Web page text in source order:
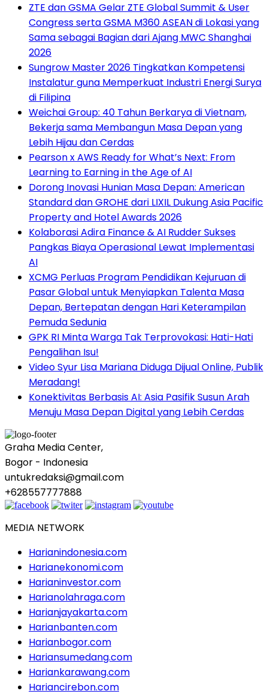
ZTE dan GSMA Gelar ZTE Global Summit & User
Congress serta GSMA M360 ASEAN di Lokasi yang
Sama sebagai Bagian dari Ajang MWC Shanghai
2026
Sungrow Master 2026 Tingkatkan Kompetensi
Instalatur guna Memperkuat Industri Energi Surya
di Filipina
Weichai Group: 40 Tahun Berkarya di Vietnam,
Bekerja sama Membangun Masa Depan yang
Lebih Hijau dan Cerdas
Pearson x AWS Ready for What’s Next: From
Learning to Earning in the Age of AI
Dorong Inovasi Hunian Masa Depan: American
Standard dan GROHE dari LIXIL Dukung Asia Pacific
Property and Hotel Awards 2026
Kolaborasi Adira Finance & AI Rudder Sukses
Pangkas Biaya Operasional Lewat Implementasi
AI
XCMG Perluas Program Pendidikan Kejuruan di
Pasar Global untuk Menyiapkan Talenta Masa
Depan, Bertepatan dengan Hari Keterampilan
Pemuda Sedunia
GPK RI Minta Warga Tak Terprovokasi: Hati-Hati
Pengalihan Isu!
Video Syur Lisa Mariana Diduga Dijual Online, Publik
Meradang!
Konektivitas Berbasis AI: Asia Pasifik Susun Arah
Menuju Masa Depan Digital yang Lebih Cerdas
Graha Media Center,
Bogor - Indonesia
untukredaksi@gmail.com
+628557777888
MEDIA NETWORK
Harianindonesia.com
Harianekonomi.com
Harianinvestor.com
Harianolahraga.com
Harianjayakarta.com
Harianbanten.com
Harianbogor.com
Hariansumedang.com
Hariankarawang.com
Hariancirebon.com